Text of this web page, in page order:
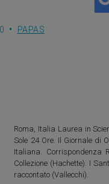
PAPAS
Roma, Italia Laurea in
Sole 24 Ore. Il Giornale di
Italiana. Corrispondenza
Collezione (Hachette). I
raccontato (Vallecchi).